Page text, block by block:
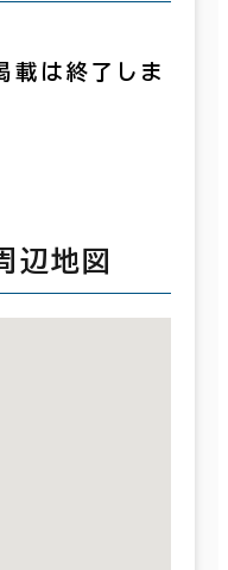
載は終了しま
辺地図